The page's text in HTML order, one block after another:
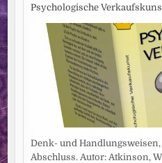
Psychologische
Denk- und Handlungsweisen,
Abschluss. Autor: Atkinson,